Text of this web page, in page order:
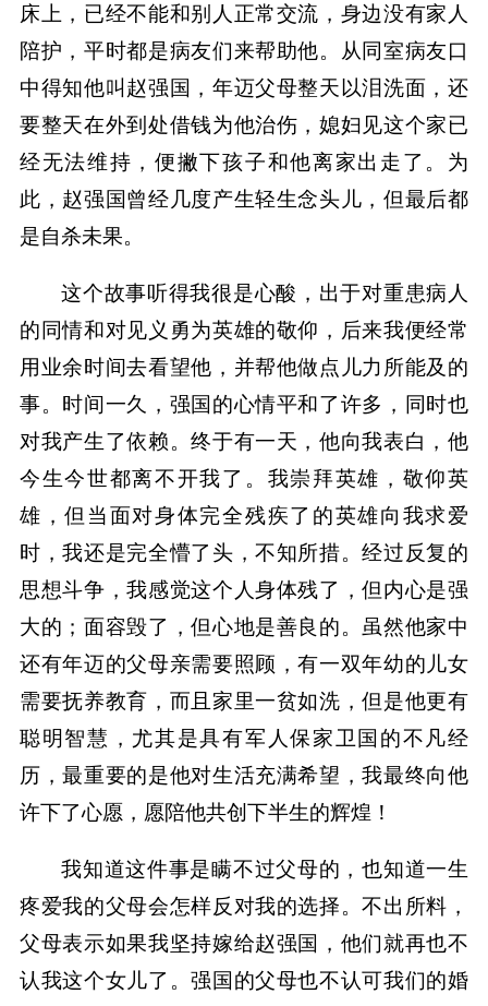
床上，已经不能和别人正常交流，身边没有家人
陪护，平时都是病友们来帮助他。从同室病友口
中得知他叫赵强国，年迈父母整天以泪洗面，还
要整天在外到处借钱为他治伤，媳妇见这个家已
经无法维持，便撇下孩子和他离家出走了。为
此，赵强国曾经几度产生轻生念头儿，但最后都
是自杀未果。
这个故事听得我很是心酸，出于对重患病人
的同情和对见义勇为英雄的敬仰，后来我便经常
用业余时间去看望他，并帮他做点儿力所能及的
事。时间一久，强国的心情平和了许多，同时也
对我产生了依赖。终于有一天，他向我表白，他
今生今世都离不开我了。我崇拜英雄，敬仰英
雄，但当面对身体完全残疾了的英雄向我求爱
时，我还是完全懵了头，不知所措。经过反复的
思想斗争，我感觉这个人身体残了，但内心是强
大的；面容毁了，但心地是善良的。虽然他家中
还有年迈的父母亲需要照顾，有一双年幼的儿女
需要抚养教育，而且家里一贫如洗，但是他更有
聪明智慧，尤其是具有军人保家卫国的不凡经
历，最重要的是他对生活充满希望，我最终向他
许下了心愿，愿陪他共创下半生的辉煌！
我知道这件事是瞒不过父母的，也知道一生
疼爱我的父母会怎样反对我的选择。不出所料，
父母表示如果我坚持嫁给赵强国，他们就再也不
认我这个女儿了。强国的父母也不认可我们的婚